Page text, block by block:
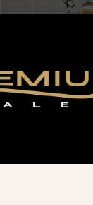
Kit 3 pasos